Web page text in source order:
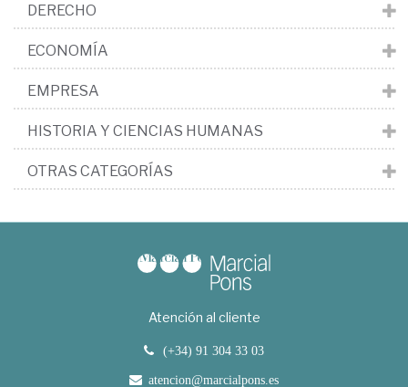
DERECHO
ECONOMÍA
EMPRESA
HISTORIA Y CIENCIAS HUMANAS
OTRAS CATEGORÍAS
Atención al cliente
(+34) 91 304 33 03
atencion@marcialpons.es